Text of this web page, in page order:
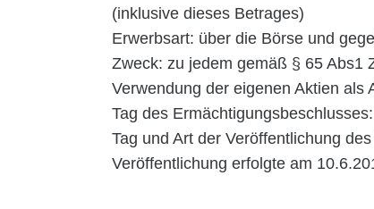
(inklusive dieses Betrages)
Erwerbsart: über die Börse und
Zweck: zu jedem gemäß § 65 Abs1
Verwendung der eigenen Aktien als
Tag des
Tag und Art der Veröffentlichung
Veröffentlichung erfolgte am